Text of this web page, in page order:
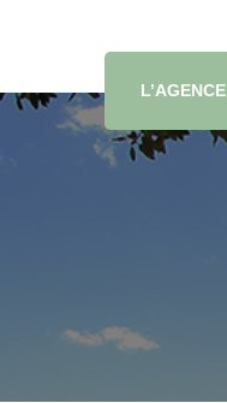
L’AGENCE